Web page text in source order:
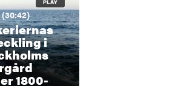
i
1800-